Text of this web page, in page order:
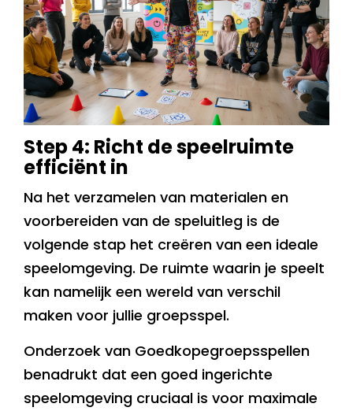
Step 4: Richt de speelruimte
efficiënt in
Na het verzamelen van materialen en
voorbereiden van de speluitleg is de
volgende stap het creëren van een ideale
speelomgeving. De ruimte waarin je speelt
kan namelijk een wereld van verschil
maken voor jullie groepsspel.
Onderzoek van Goedkopegroepsspellen
benadrukt dat een goed ingerichte
speelomgeving cruciaal is voor maximale